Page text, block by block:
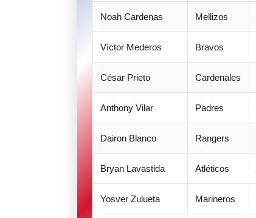
Noah Cardenas Mellizos
Víctor Mederos Bravos
César Prieto Cardenales
Anthony Vilar Padres
Dairon Blanco Rangers
Bryan Lavastida Atléticos
Yosver Zulueta Marineros